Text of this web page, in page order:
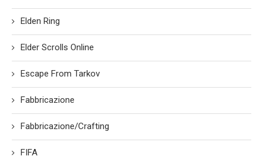
Elden Ring
Elder Scrolls Online
Escape From Tarkov
Fabbricazione
Fabbricazione/Crafting
FIFA